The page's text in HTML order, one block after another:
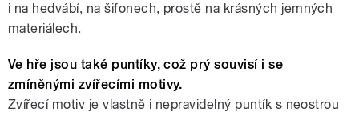
i na hedvábí, na šifonech, prostě na krásných jemných
materiálech.
Ve hře jsou také puntíky, což prý souvisí i se
zmíněnými zvířecími motivy.
Zvířecí motiv je vlastně i nepravidelný puntík s neostrou